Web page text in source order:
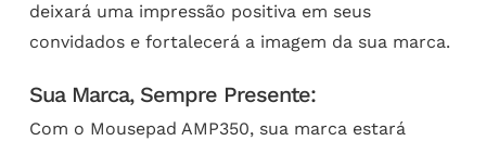
deixará uma impressão positiva em seus
convidados e fortalecerá a imagem da sua marca.
Sua Marca, Sempre Presente:
Com o Mousepad AMP350, sua marca estará